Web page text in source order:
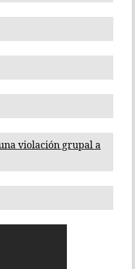
violación grupal a